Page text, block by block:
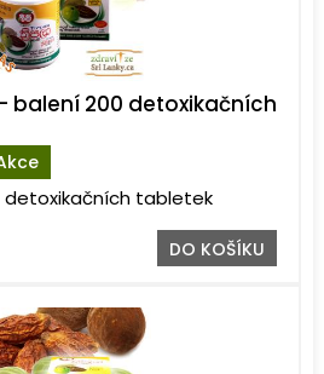
balení 200 detoxikačních
detoxikačních tabletek
DO KOŠÍKU